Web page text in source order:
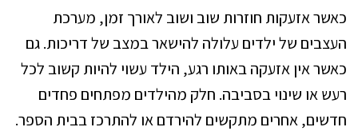
כאשר אזעקות חוזרות שוב ושוב לאורך זמן, מערכת
העצבים של ילדים עלולה להישאר במצב של דריכות. גם
כאשר אין אזעקה באותו רגע, הילד עשוי להיות קשוב לכל
רעש או שינוי בסביבה. חלק מהילדים מפתחים פחדים
חדשים, אחרים מתקשים להירדם או להתרכז בבית הספר.